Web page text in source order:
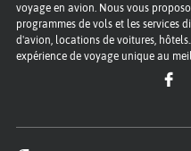
voyage en avion. Nous vous
programmes de vols et les services
d'avion, locations de voitures,
expérience de voyage unique au